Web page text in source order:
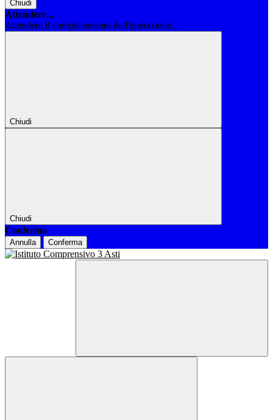
Chiudi
Attendere...
Attendere il completamento dell'operazione...
Chiudi
Chiudi
Conferma
Annulla Conferma